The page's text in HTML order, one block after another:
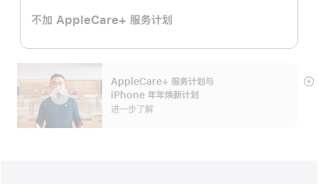
不加 AppleCare+ 服务计划
AppleCare+ 服务计划 与
iPhone 年年焕新计划
进一步了解
展